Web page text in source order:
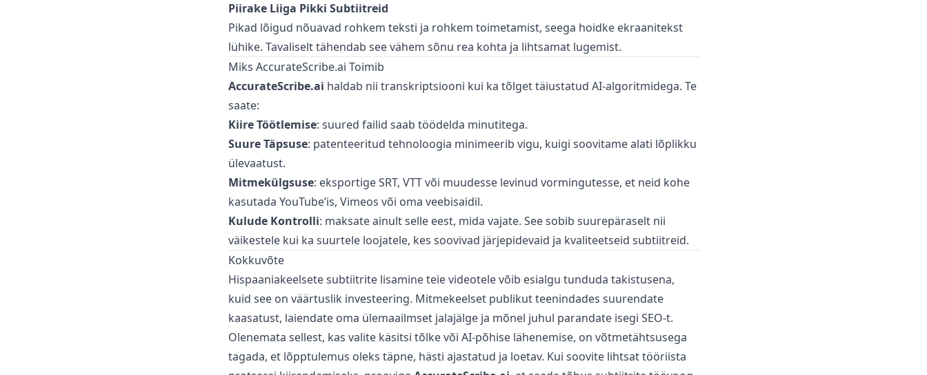
Piirake Liiga Pikki Subtiitreid
Pikad lõigud nõuavad rohkem teksti ja rohkem toimetamist, seega hoidke ekraanitekst
lühike. Tavaliselt tähendab see vähem sõnu rea kohta ja lihtsamat lugemist.
Miks AccurateScribe.ai Toimib
AccurateScribe.ai haldab nii transkriptsiooni kui ka tõlget täiustatud AI-algoritmidega. Te
saate:
Kiire Töötlemise: suured failid saab töödelda minutitega.
Suure Täpsuse: patenteeritud tehnoloogia minimeerib vigu, kuigi soovitame alati lõplikku
ülevaatust.
Mitmekülgsuse: eksportige SRT, VTT või muudesse levinud vormingutesse, et neid kohe
kasutada YouTube’is, Vimeos või oma veebisaidil.
Kulude Kontrolli: maksate ainult selle eest, mida vajate. See sobib suurepäraselt nii
väikestele kui ka suurtele loojatele, kes soovivad järjepidevaid ja kvaliteetseid subtiitreid.
Kokkuvõte
Hispaaniakeelsete subtiitrite lisamine teie videotele võib esialgu tunduda takistusena,
kuid see on väärtuslik investeering. Mitmekeelset publikut teenindades suurendate
kaasatust, laiendate oma ülemaailmset jalajälge ja mõnel juhul parandate isegi SEO-t.
Olenemata sellest, kas valite käsitsi tõlke või AI-põhise lähenemise, on võtmetähtsusega
tagada, et lõpptulemus oleks täpne, hästi ajastatud ja loetav. Kui soovite lihtsat tööriista